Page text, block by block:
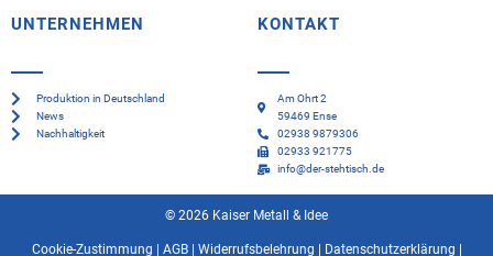
UNTERNEHMEN
Produktion in Deutschland
News
Nachhaltigkeit
KONTAKT
Am Ohrt 2
59469 Ense
02938 9879306
02933 921775
info@der-stehtisch.de
© 2026 Kaiser Metall & Idee
Cookie-Zustimmung AGB| Widerrufsbelehrung Datenschutzerklärung